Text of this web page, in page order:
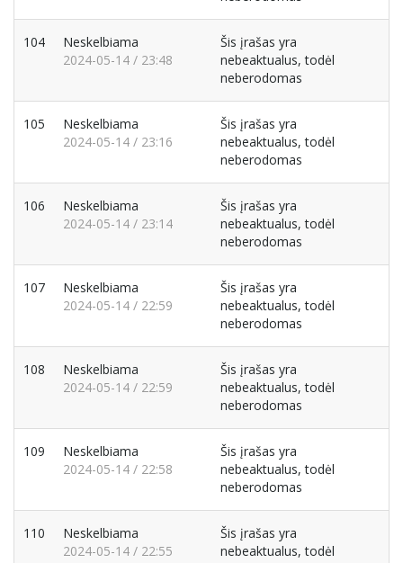
104
Neskelbiama
2024-05-14 / 23:48
Šis įrašas yra
nebeaktualus, todėl
neberodomas
105
Neskelbiama
2024-05-14 / 23:16
Šis įrašas yra
nebeaktualus, todėl
neberodomas
106
Neskelbiama
2024-05-14 / 23:14
Šis įrašas yra
nebeaktualus, todėl
neberodomas
107
Neskelbiama
2024-05-14 / 22:59
Šis įrašas yra
nebeaktualus, todėl
neberodomas
108
Neskelbiama
2024-05-14 / 22:59
Šis įrašas yra
nebeaktualus, todėl
neberodomas
109
Neskelbiama
2024-05-14 / 22:58
Šis įrašas yra
nebeaktualus, todėl
neberodomas
110
Neskelbiama
2024-05-14 / 22:55
Šis įrašas yra
nebeaktualus, todėl